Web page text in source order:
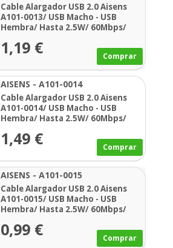
Cable Alargador USB 2.0 Aisens
A101-0013/ USB Macho - USB
Hembra/ Hasta 2.5W/ 60Mbps/
1,19 € Comprar
AISENS - A101-0014
Cable Alargador USB 2.0 Aisens
A101-0014/ USB Macho - USB
Hembra/ Hasta 2.5W/ 60Mbps/
1,49 € Comprar
AISENS - A101-0015
Cable Alargador USB 2.0 Aisens
A101-0015/ USB Macho - USB
Hembra/ Hasta 2.5W/ 60Mbps/
0,99 € Comprar